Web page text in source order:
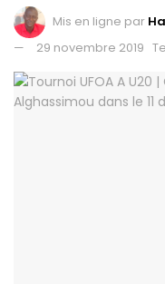
Mis en ligne par
29 novembre 2019